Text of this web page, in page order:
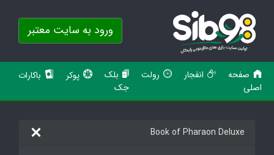
ورود به سایت معتبر
صفحه
اصلی
انفجار رولت
بلک
جک
پوکر باکارات
Book of Pharaon Deluxe